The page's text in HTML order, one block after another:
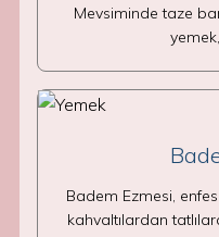
Mevsiminde taze
Badem Ezmesi,
kahvaltılardan